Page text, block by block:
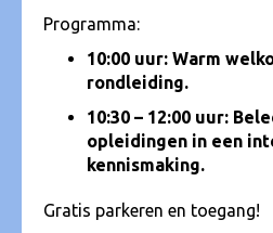
Programma:
10:00 uur: Warm
rondleiding.
10:30 – 12:00 uur:
opleidingen in een
kennismaking.
Gratis parkeren en toegang!